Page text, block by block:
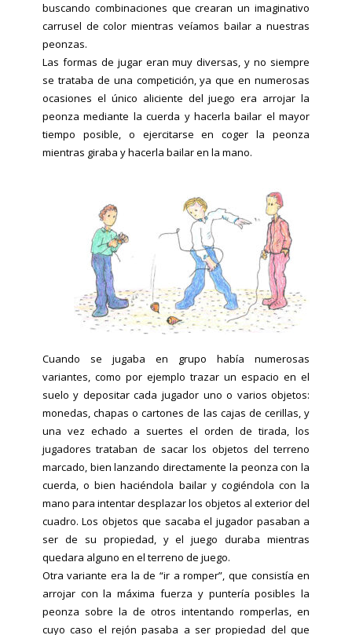
buscando combinaciones que crearan un imaginativo
carrusel de color mientras veíamos bailar a nuestras
peonzas.
Las formas de jugar eran muy diversas, y no siempre
se trataba de una competición, ya que en numerosas
ocasiones el único aliciente del juego era arrojar la
peonza mediante la cuerda y hacerla bailar el mayor
tiempo posible, o ejercitarse en coger la peonza
mientras giraba y hacerla bailar en la mano.
Cuando se jugaba en grupo había numerosas
variantes, como por ejemplo trazar un espacio en el
suelo y depositar cada jugador uno o varios objetos:
monedas, chapas o cartones de las cajas de cerillas, y
una vez echado a suertes el orden de tirada, los
jugadores trataban de sacar los objetos del terreno
marcado, bien lanzando directamente la peonza con la
cuerda, o bien haciéndola bailar y cogiéndola con la
mano para intentar desplazar los objetos al exterior del
cuadro. Los objetos que sacaba el jugador pasaban a
ser de su propiedad, y el juego duraba mientras
quedara alguno en el terreno de juego.
Otra variante era la de “ir a romper”, que consistía en
arrojar con la máxima fuerza y puntería posibles la
peonza sobre la de otros intentando romperlas, en
cuyo caso el rejón pasaba a ser propiedad del que